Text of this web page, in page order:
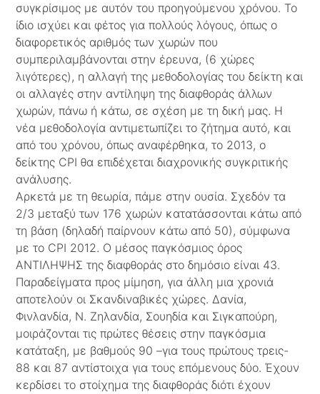
συγκρίσιμος με αυτόν του προηγούμενου χρόνου. Το
ίδιο ισχύει και φέτος για πολλούς λόγους, όπως ο
διαφορετικός αριθμός των χωρών που
συμπεριλαμβάνονται στην έρευνα, (6 χώρες
λιγότερες), η αλλαγή της μεθοδολογίας του δείκτη και
οι αλλαγές στην αντίληψη της διαφθοράς άλλων
χωρών, πάνω ή κάτω, σε σχέση με τη δική μας. Η
νέα μεθοδολογία αντιμετωπίζει το ζήτημα αυτό, και
από του χρόνου, όπως αναφέρθηκα, το 2013, ο
δείκτης CPI θα επιδέχεται διαχρονικής συγκριτικής
ανάλυσης.
Αρκετά με τη θεωρία, πάμε στην ουσία. Σχεδόν τα
2/3 μεταξύ των 176 χωρών κατατάσσονται κάτω από
τη βάση (δηλαδή παίρνουν κάτω από 50), σύμφωνα
με το CPI 2012. Ο μέσος παγκόσμιος όρος
ΑΝΤΙΛΗΨΗΣ της διαφθοράς στο δημόσιο είναι 43.
Παραδείγματα προς μίμηση, για άλλη μια χρονιά
αποτελούν οι Σκανδιναβικές χώρες. Δανία,
Φινλανδία, Ν. Ζηλανδία, Σουηδία και Σιγκαπούρη,
μοιράζονται τις πρώτες θέσεις στην παγκόσμια
κατάταξη, με βαθμούς 90 –για τους πρώτους τρεις-
88 και 87 αντίστοιχα για τους επόμενους δύο. Έχουν
κερδίσει το στοίχημα της διαφθοράς διότι έχουν